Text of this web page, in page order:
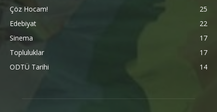
Çöz Hocam!
25
Edebiyat
22
Sinema
17
Topluluklar
17
ODTÜ Tarihi
14